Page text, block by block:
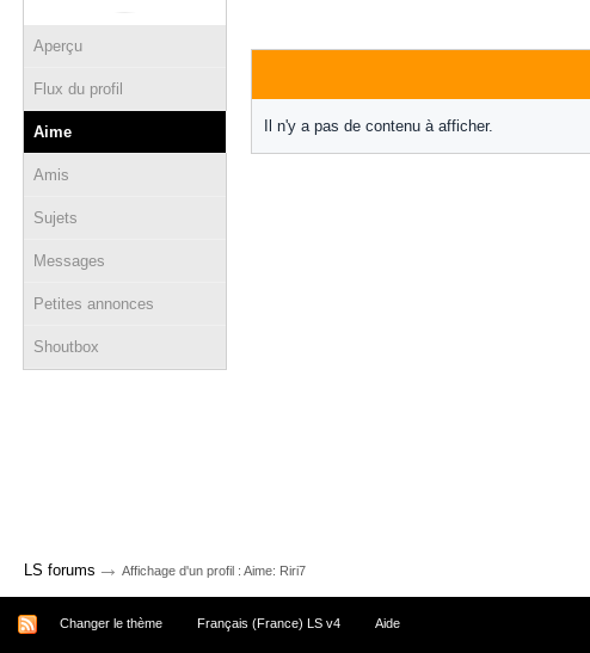
Aperçu
Flux du profil
Aime
Amis
Sujets
Messages
Petites annonces
Shoutbox
Il n'y a pas de contenu à afficher.
LS forums → Affichage d'un profil : Aime: Riri7
Changer le thème Français (France) LS v4 Aide